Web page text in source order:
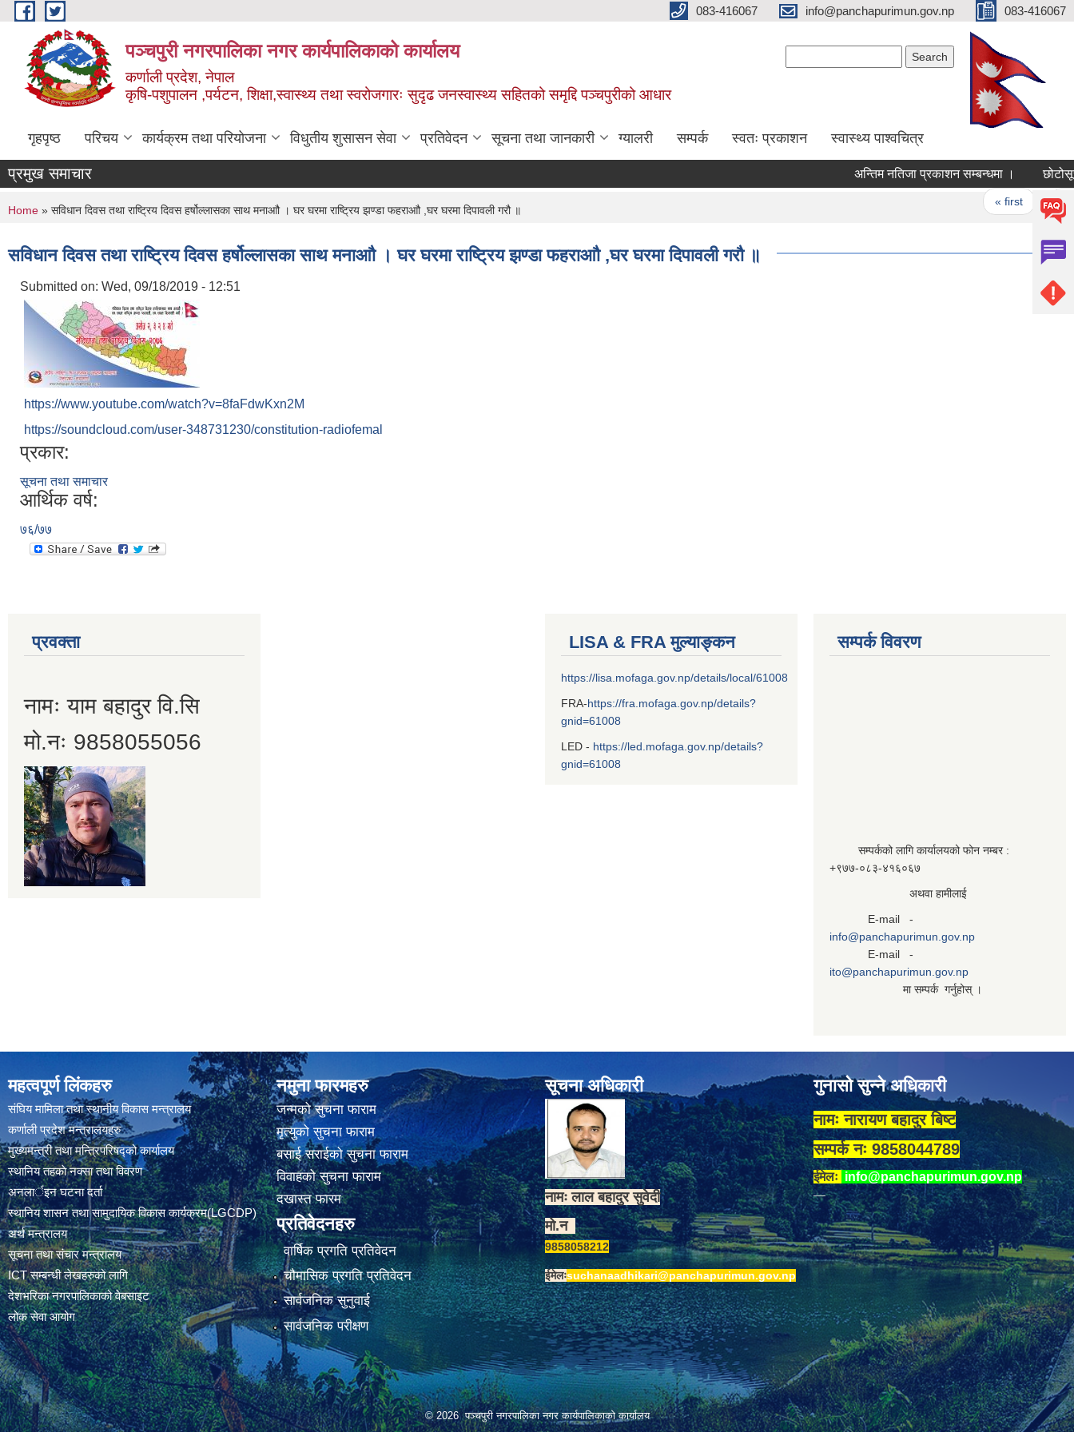
Skip to main content 083-416067 info@panchapurimun.gov.np 083-416067
पञ्चपुरी नगरपालिका नगर कार्यपालिकाको कार्यालय
कर्णाली प्रदेश, नेपाल
कृषि-पशुपालन ,पर्यटन, शिक्षा,स्वास्थ्य तथा स्वरोजगारः सुदृढ जनस्वास्थ्य सहितको समृद्दि पञ्चपुरीको आधार
गृहपृष्ठ परिचय कार्यक्रम तथा परियोजना विधुतीय शुसासन सेवा प्रतिवेदन सूचना तथा जानकारी ग्यालरी सम्पर्क स्वतः प्रकाशन स्वास्थ्य पाश्वचित्र
प्रमुख समाचार अन्तिम नतिजा प्रकाशन सम्बन्धमा ।
« first ‹
You are here
Home » सविधान दिवस तथा राष्ट्रिय दिवस हर्षोल्लासका साथ मनाआौ । घर घरमा राष्ट्रिय झण्डा फहराआौ ,घर घरमा दिपावली गरौ ॥
सविधान दिवस तथा राष्ट्रिय दिवस हर्षोल्लासका साथ मनाआौ । घर घरमा राष्ट्रिय झण्डा फहराआौ ,घर घरमा दिपावली गरौ ॥
Submitted on: Wed, 09/18/2019 - 12:51
https://www.youtube.com/watch?v=8faFdwKxn2M
https://soundcloud.com/user-348731230/constitution-radiofemal
प्रकार:
सूचना तथा समाचार
आर्थिक वर्ष:
७६/७७
प्रवक्ता
नामः याम बहादुर वि.सि
मो.नः 9858055056
LISA & FRA मुल्याङ्कन
https://lisa.mofaga.gov.np/details/local/61008
FRA-https://fra.mofaga.gov.np/details?
gnid=61008
LED - https://led.mofaga.gov.np/details?
gnid=61008
सम्पर्क विवरण
सम्पर्कको लागि कार्यालयको फोन नम्बर :
+९७७-०८३‍-४१६०६७
अथवा हामीलाई
E-mail -
info@panchapurimun.gov.np
E-mail -
ito@panchapurimun.gov.np
मा सम्पर्क गर्नुहोस् ।
महत्वपूर्ण लिंकहरु
संघिय मामिला तथा स्थानीय विकास मन्त्रालय
कर्णाली प्रदेश मन्त्रालयहरु
मुख्यमन्त्री तथा मन्त्रिपरिषद्को कार्यालय
स्थानिय तहकाे नक्सा तथा विवरण
अनलार्इन घटना दर्ता
स्थानिय शासन तथा सामुदायिक विकास कार्यक्रम(LGCDP)
अर्थ मन्त्रालय
सूचना तथा संचार मन्त्रालय
ICT सम्बन्धी लेखहरुको लागि
देशभरिका नगरपालिकाको वेबसाइट
लोक सेवा आयोग
नमुना फारमहरु
जन्मको सुचना फाराम
मृत्युको सुचना फाराम
बसाई सराईको सुचना फाराम
विवाहको सुचना फाराम
दखास्त फारम
प्रतिवेदनहरु
वार्षिक प्रगति प्रतिवेदन
चौमासिक प्रगति प्रतिवेदन
सार्वजनिक सुनुवाई
सार्वजनिक परीक्षण
सूचना अधिकारी
नामः लाल बहादुर सुवेदी
मो.न
9858058212
ईमेलःsuchanaadhikari@panchapurimun.gov.np
गुनासो सुन्ने अधिकारी
नामः नारायण बहादुर बिष्ट
सम्पर्क नः 9858044789
ईमेलः info@panchapurimun.gov.np
© 2026 पञ्चपुरी नगरपालिका नगर कार्यपालिकाको कार्यालय